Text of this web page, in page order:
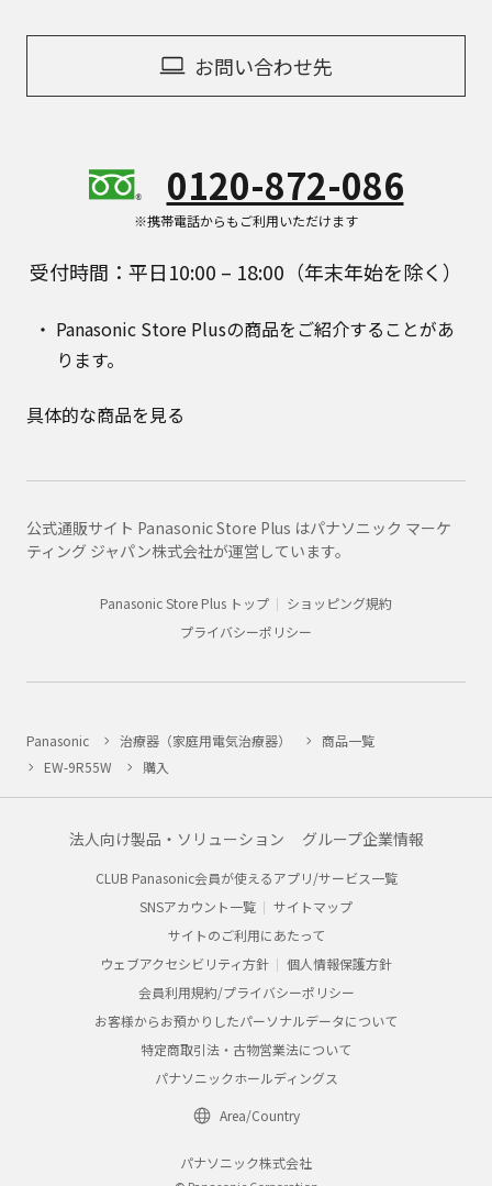
お問い合わせ先
0120-872-086
※携帯電話からもご利用いただけます
受付時間：平日10:00 – 18:00（年末年始を除く）
Panasonic Store Plusの商品をご紹介することがあ
ります。
具体的な商品を見る
公式通販サイト Panasonic Store Plus はパナソニック マーケ
ティング ジャパン株式会社が運営しています。
Panasonic Store Plus トップ
ショッピング規約
プライバシーポリシー
Panasonic 治療器（家庭用電気治療器）
商品一覧
EW-9R55W
購入
法人向け製品・ソリューション グループ企業情報
CLUB Panasonic会員が使えるアプリ/サービス一覧
SNSアカウント一覧
サイトマップ
サイトのご利用にあたって
ウェブアクセシビリティ方針
個人情報保護方針
会員利用規約/プライバシーポリシー
お客様からお預かりしたパーソナルデータについて
特定商取引法・古物営業法について
パナソニックホールディングス
Area/Country
パナソニック株式会社